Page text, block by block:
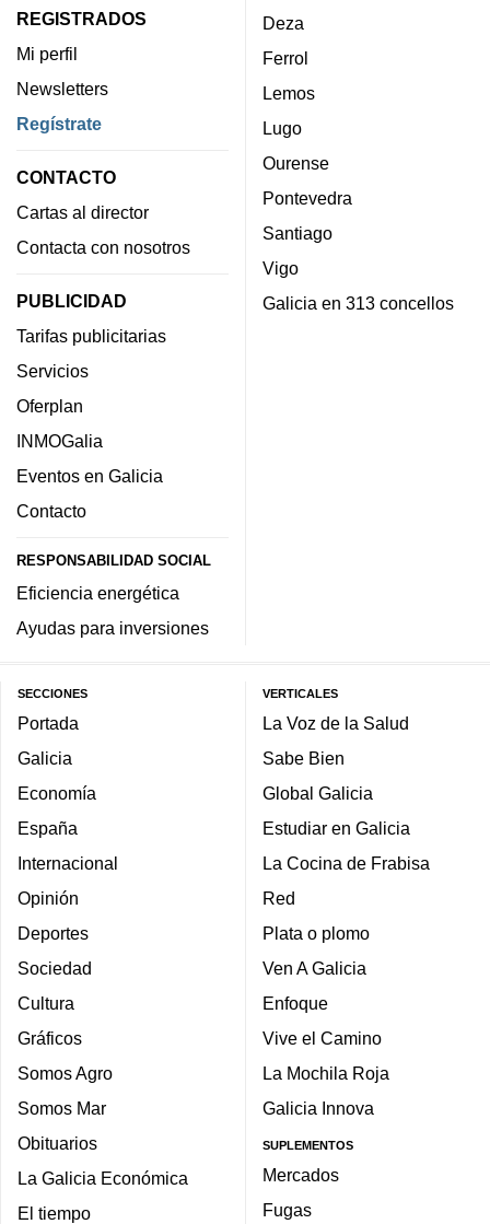
REGISTRADOS
Mi perfil
Newsletters
Regístrate
CONTACTO
Cartas al director
Contacta con nosotros
PUBLICIDAD
Tarifas publicitarias
Servicios
Oferplan
INMOGalia
Eventos en Galicia
Contacto
RESPONSABILIDAD SOCIAL
Eficiencia energética
Ayudas para inversiones
Deza
Ferrol
Lemos
Lugo
Ourense
Pontevedra
Santiago
Vigo
Galicia en 313 concellos
SECCIONES
Portada
Galicia
Economía
España
Internacional
Opinión
Deportes
Sociedad
Cultura
Gráficos
Somos Agro
Somos Mar
Obituarios
La Galicia Económica
El tiempo
VERTICALES
La Voz de la Salud
Sabe Bien
Global Galicia
Estudiar en Galicia
La Cocina de Frabisa
Red
Plata o plomo
Ven A Galicia
Enfoque
Vive el Camino
La Mochila Roja
Galicia Innova
SUPLEMENTOS
Mercados
Fugas